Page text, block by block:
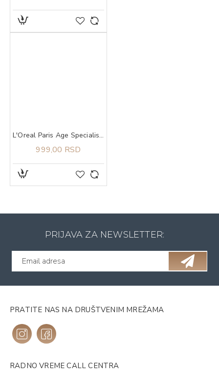
L'Oreal Paris Age Specialist 55+ krema protiv bora za predeo oko očiju 15 ml
999,00 RSD
PRIJAVA ZA NEWSLETTER:
PRATITE NAS NA DRUŠTVENIM MREŽAMA
RADNO VREME CALL CENTRA